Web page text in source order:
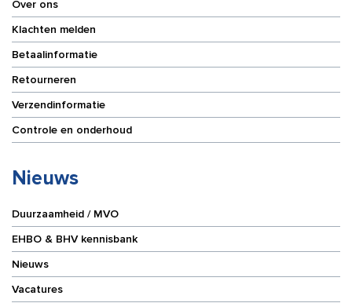
Over ons
Klachten melden
Betaalinformatie
Retourneren
Verzendinformatie
Controle en onderhoud
Nieuws
Duurzaamheid / MVO
EHBO & BHV kennisbank
Nieuws
Vacatures